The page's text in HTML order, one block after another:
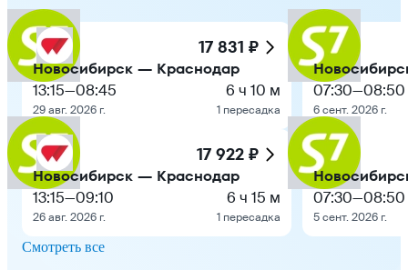
17 831 ₽
Новосибирск — Краснодар
13:15—08:45
29 авг. 2026 г.
6 ч 10 м
1 пересадка
17 922 ₽
Новосибирск — Краснодар
13:15—09:10
26 авг. 2026 г.
6 ч 15 м
1 пересадка
07:30—08:50
6 сент. 2026 г.
07:30—08:50
5 сент. 2026 г.
Смотреть все